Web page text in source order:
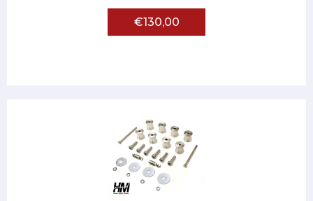
€130,00